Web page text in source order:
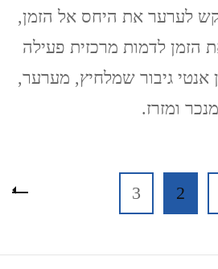
הרפתקאות
בארץ
(לואיס
לערער את היחס אל הזמן,
הזמן לדמות מרכזית פעילה
אנטי גיבור שמלחיץ, מערער,
מנכר ומזרז.
עמוד
2 עמוד
3